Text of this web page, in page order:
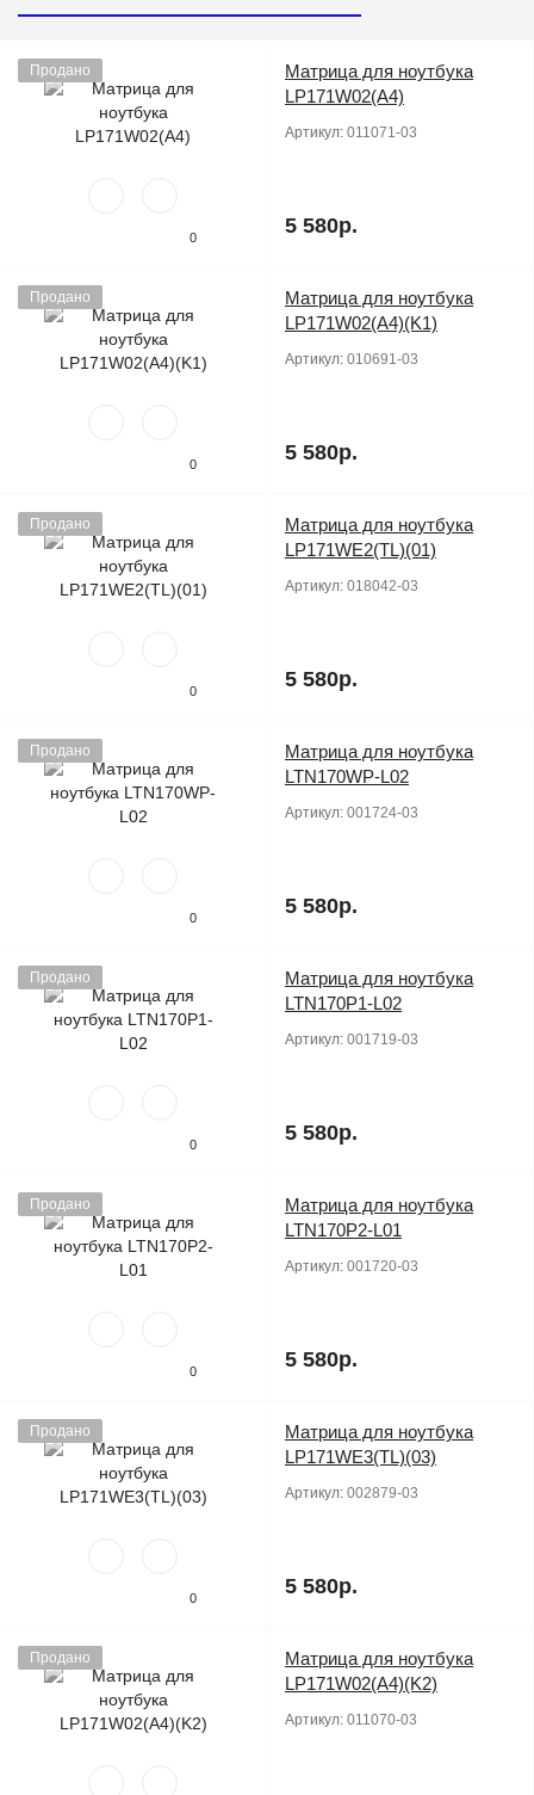
Продано
0
Матрица для ноутбука
LP171W02(A4)
Артикул: 011071-03
5 580р.
Продано
0
Матрица для ноутбука
LP171W02(A4)(K1)
Артикул: 010691-03
5 580р.
Продано
0
Матрица для ноутбука
LP171WE2(TL)(01)
Артикул: 018042-03
5 580р.
Продано
0
Матрица для ноутбука
LTN170WP-L02
Артикул: 001724-03
5 580р.
Продано
0
Матрица для ноутбука
LTN170P1-L02
Артикул: 001719-03
5 580р.
Продано
0
Матрица для ноутбука
LTN170P2-L01
Артикул: 001720-03
5 580р.
Продано
0
Матрица для ноутбука
LP171WE3(TL)(03)
Артикул: 002879-03
5 580р.
Продано
Матрица для ноутбука
LP171W02(A4)(K2)
Артикул: 011070-03